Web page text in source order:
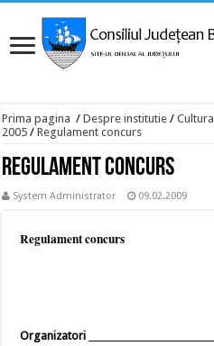
Prima pagina / Despre institutie / Cultura
2005 / Regulament concurs
Regulament concurs
System Administrator 09.02.2009
Regulament concurs
Organizatori